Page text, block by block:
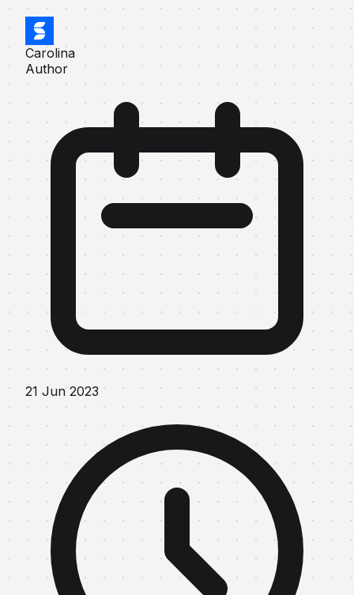
Carolina
Author
21 Jun 2023